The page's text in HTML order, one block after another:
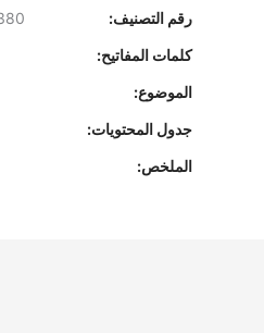
رقم التصنيف:
كلمات المفاتيح:
الموضوع:
جدول المحتويات:
الملخص: